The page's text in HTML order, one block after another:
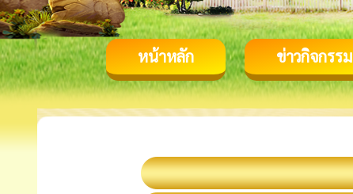
หน้าหลัก ข่าวกิจกรรม